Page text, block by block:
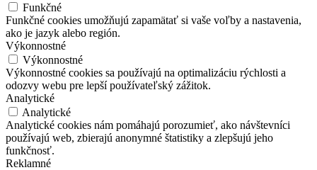
Funkčné
Funkčné cookies umožňujú zapamätať si vaše voľby a nastavenia,
ako je jazyk alebo región.
Výkonnostné
Výkonnostné
Výkonnostné cookies sa používajú na optimalizáciu rýchlosti a
odozvy webu pre lepší používateľský zážitok.
Analytické
Analytické
Analytické cookies nám pomáhajú porozumieť, ako návštevníci
používajú web, zbierajú anonymné štatistiky a zlepšujú jeho
funkčnosť.
Reklamné